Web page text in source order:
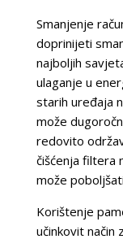
Smanjenje
doprinijeti
najboljih
ulaganje u
starih uređaja
može
redovito
čišćenja filtera
može
Korištenje
učinkovit način